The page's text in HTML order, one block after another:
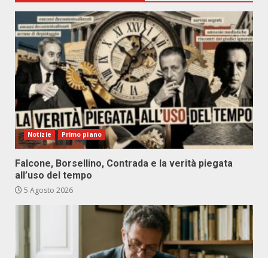
Notizie Primo piano
Falcone, Borsellino, Contrada e la verità piegata
all’uso del tempo
5 Agosto 2026